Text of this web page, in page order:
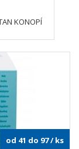
KONOPÍ
od 41 do 97/ ks